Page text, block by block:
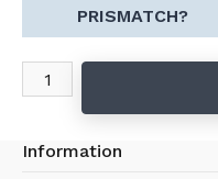
PRISMATCH?
Information